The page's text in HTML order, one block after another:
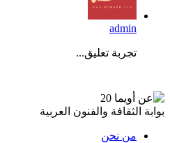
admin
تجربة تعليق...
بوابة الثقافة والفنون العربية
من نحن